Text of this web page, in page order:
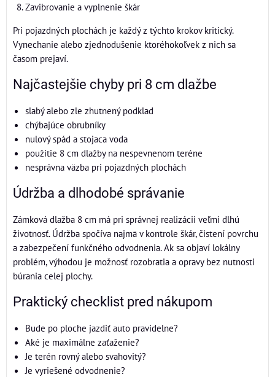
Zavibrovanie a vyplnenie škár
Pri pojazdných plochách je každý z týchto krokov kritický.
Vynechanie alebo zjednodušenie ktoréhokoľvek z nich sa
časom prejaví.
Najčastejšie chyby pri 8 cm dlažbe
slabý alebo zle zhutnený podklad
chýbajúce obrubníky
nulový spád a stojaca voda
použitie 8 cm dlažby na nespevnenom teréne
nesprávna väzba pri pojazdných plochách
Údržba a dlhodobé správanie
Zámková dlažba 8 cm má pri správnej realizácii veľmi dlhú
životnosť. Údržba spočíva najmä v kontrole škár, čistení povrchu
a zabezpečení funkčného odvodnenia. Ak sa objaví lokálny
problém, výhodou je možnosť rozobratia a opravy bez nutnosti
búrania celej plochy.
Praktický checklist pred nákupom
Bude po ploche jazdiť auto pravidelne?
Aké je maximálne zaťaženie?
Je terén rovný alebo svahovitý?
Je vyriešené odvodnenie?